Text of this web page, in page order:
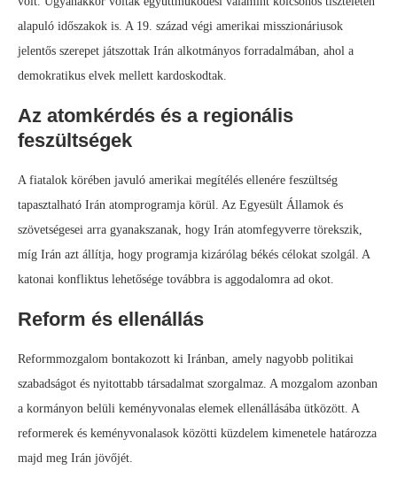
alapuló időszakok is. A 19. század végi amerikai misszionáriusok
jelentős szerepet játszottak Irán alkotmányos forradalmában, ahol a
demokratikus elvek mellett kardoskodtak.
Az atomkérdés és a regionális
feszültségek
A fiatalok körében javuló amerikai megítélés ellenére feszültség
tapasztalható Irán atomprogramja körül. Az Egyesült Államok és
szövetségesei arra gyanakszanak, hogy Irán atomfegyverre törekszik,
míg Irán azt állítja, hogy programja kizárólag békés célokat szolgál. A
katonai konfliktus lehetősége továbbra is aggodalomra ad okot.
Reform és ellenállás
Reformmozgalom bontakozott ki Iránban, amely nagyobb politikai
szabadságot és nyitottabb társadalmat szorgalmaz. A mozgalom azonban
a kormányon belüli keményvonalas elemek ellenállásába ütközött. A
reformerek és keményvonalasok közötti küzdelem kimenetele határozza
majd meg Irán jövőjét.